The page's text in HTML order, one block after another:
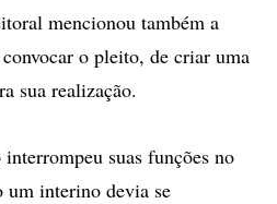
mencionou também a
o pleito, de criar uma
sua realização.
suas funções no
um interino devia se